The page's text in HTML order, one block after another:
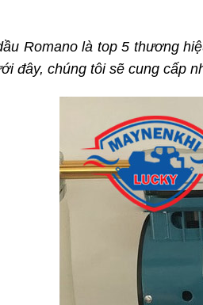
Romano là top 5 thương
đây, chúng tôi sẽ cung cấp